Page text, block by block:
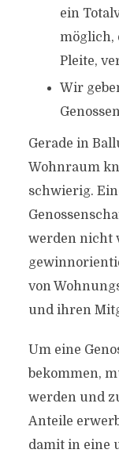
ein
möglich,
Pleite,
Wir
Gerade in
Wohnraum
schwierig.
werden nicht
von
und ihren
Um eine
bekommen,
werden und
Anteile
damit in eine